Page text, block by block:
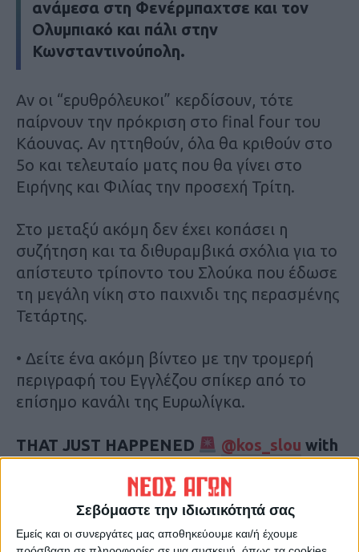
Σεβόμαστε την ιδιωτικότητά σας
Εμείς και οι συνεργάτες μας αποθηκεύουμε και/ή έχουμε
ανάμεσα στη Φενέρμπαχτσε και τον
Ολυμπιακό και πάλι στην
Κωνσταντινούπολη.
Αν οι “ερυθρόλευκοι” κερδίσουν, τότε
παίρνουν την πρόκριση στο final four του
Κάουνας. Αν ηττηθούν, όλα θα κριθούν στο
5ο και τελευταίο ματς που θα γίνει στο
Ειρήνης και Φιλίας την προσεχή Τρίτη.
Στο μεταξύ ακόμη δεν έχει κοπάσει η
συζήτηση και τα διθυραμβικά σχόλια για το
απίστευτο τρίποντο του Σλούκα που έδωσε
τη μεγάλη νίκη στο παιχνιδι της περασμένης
Τετάρτης.
• Δείτε ένα ακόμη βίντεο με την τρομερή
περιγραφή του Εγγλέζου σπίκερ από το
επίσημο κανάλι της Ευρωλίγκα.
THAT JUST HAPPENED @kos_slou with
WHAT an ending
#7DAYSMagicMoment
pic.twitter.com/gULfvgcPhm